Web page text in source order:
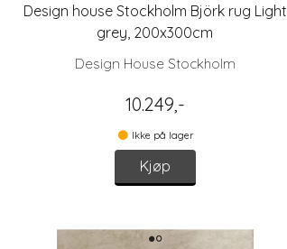
Design house Stockholm Björk rug Light
grey, 200x300cm
Design House Stockholm
10.249,-
Ikke på lager
Kjøp